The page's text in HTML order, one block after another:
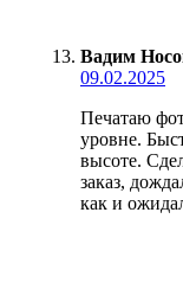
Вадим
09.02.2025
Печатаю
уровне.
высоте.
заказ,
как и